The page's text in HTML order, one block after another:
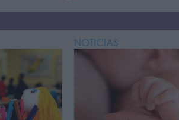
NOTICIAS